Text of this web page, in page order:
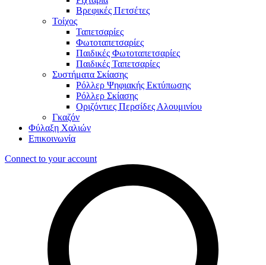
Βρεφικές Πετσέτες
Τοίχος
Ταπετσαρίες
Φωτοταπετσαρίες
Παιδικές Φωτοταπετσαρίες
Παιδικές Ταπετσαρίες
Συστήματα Σκίασης
Ρόλλερ Ψηφιακής Εκτύπωσης
Ρόλλερ Σκίασης
Οριζόντιες Περσίδες Αλουμινίου
Γκαζόν
Φύλαξη Χαλιών
Επικοινωνία
Connect to your account